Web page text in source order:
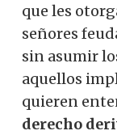
que les
señores
sin asumir
aquellos
quieren
derecho